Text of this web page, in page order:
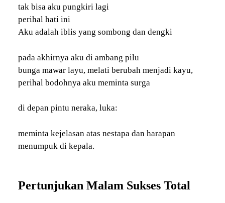
tak bisa aku pungkiri lagi
perihal hati ini
Aku adalah iblis yang sombong dan dengki
pada akhirnya aku di ambang pilu
bunga mawar layu, melati berubah menjadi kayu,
perihal bodohnya aku meminta surga
di depan pintu neraka, luka:
meminta kejelasan atas nestapa dan harapan
menumpuk di kepala.
Pertunjukan Malam Sukses Total